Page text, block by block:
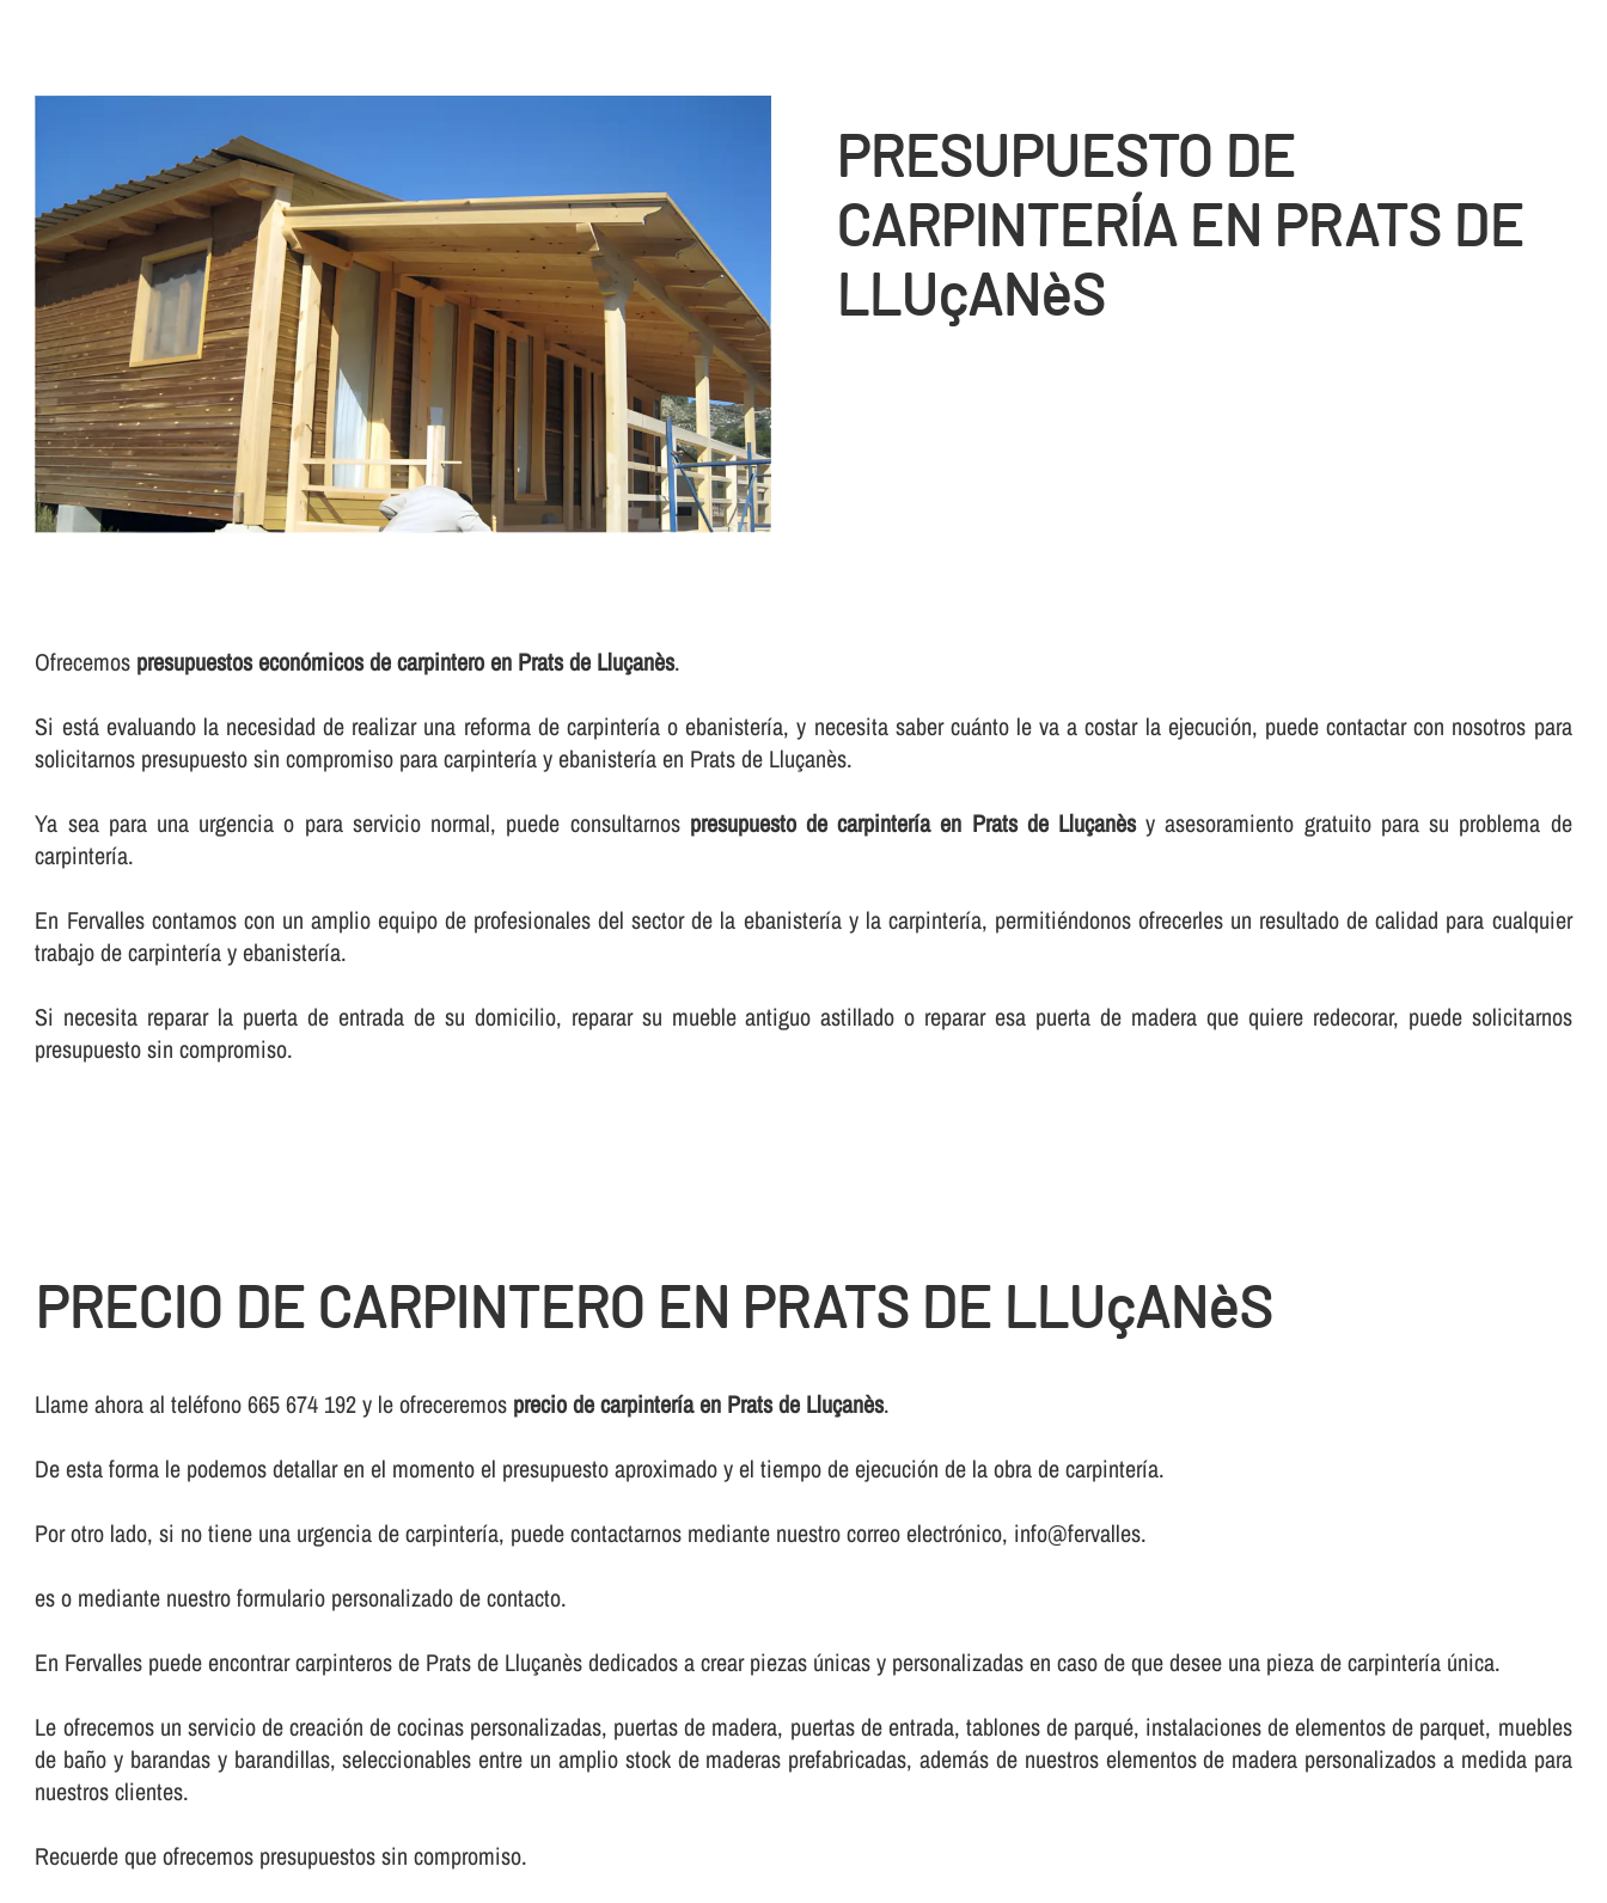
PRESUPUESTO DE
CARPINTERÍ­A EN PRATS DE
LLUçANèS
Ofrecemos presupuestos económicos de carpintero en Prats de Lluçanès.
Si está evaluando la necesidad de realizar una reforma de carpinterí­a o ebanisterí­a, y necesita saber cuánto le va a costar la ejecución, puede contactar con nosotros para
solicitarnos presupuesto sin compromiso para carpinterí­a y ebanisterí­a en Prats de Lluçanès.
Ya sea para una urgencia o para servicio normal, puede consultarnos presupuesto de carpinterí­a en Prats de Lluçanèsy asesoramiento gratuito para su problema de
carpinterí­a.
En Fervalles contamos con un amplio equipo de profesionales del sector de la ebanisterí­a y la carpinterí­a, permitiéndonos ofrecerles un resultado de calidad para cualquier
trabajo de carpinterí­a y ebanisterí­a.
Si necesita reparar la puerta de entrada de su domicilio, reparar su mueble antiguo astillado o reparar esa puerta de madera que quiere redecorar, puede solicitarnos
presupuesto sin compromiso.
PRECIO DE CARPINTERO EN PRATS DE LLUçANèS
Llame ahora al teléfono 665 674 192 y le ofreceremos precio de carpinterí­a en Prats de Lluçanès.
De esta forma le podemos detallar en el momento el presupuesto aproximado y el tiempo de ejecución de la obra de carpinterí­a.
Por otro lado, si no tiene una urgencia de carpinterí­a, puede contactarnos mediante nuestro correo electrónico, info@fervalles.
es o mediante nuestro formulario personalizado de contacto.
En Fervalles puede encontrar carpinteros de Prats de Lluçanès dedicados a crear piezas únicas y personalizadas en caso de que desee una pieza de carpinterí­a única.
Le ofrecemos un servicio de creación de cocinas personalizadas, puertas de madera, puertas de entrada, tablones de parqué, instalaciones de elementos de parquet, muebles
de baño y barandas y barandillas, seleccionables entre un amplio stock de maderas prefabricadas, además de nuestros elementos de madera personalizados a medida para
nuestros clientes.
Recuerde que ofrecemos presupuestos sin compromiso.